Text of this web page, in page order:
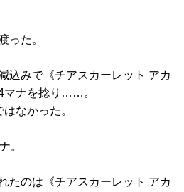
った。
込みで《チアスカーレット アカ
マナを捻り……。
なかった。
。
たのは 《チアスカーレット アカ